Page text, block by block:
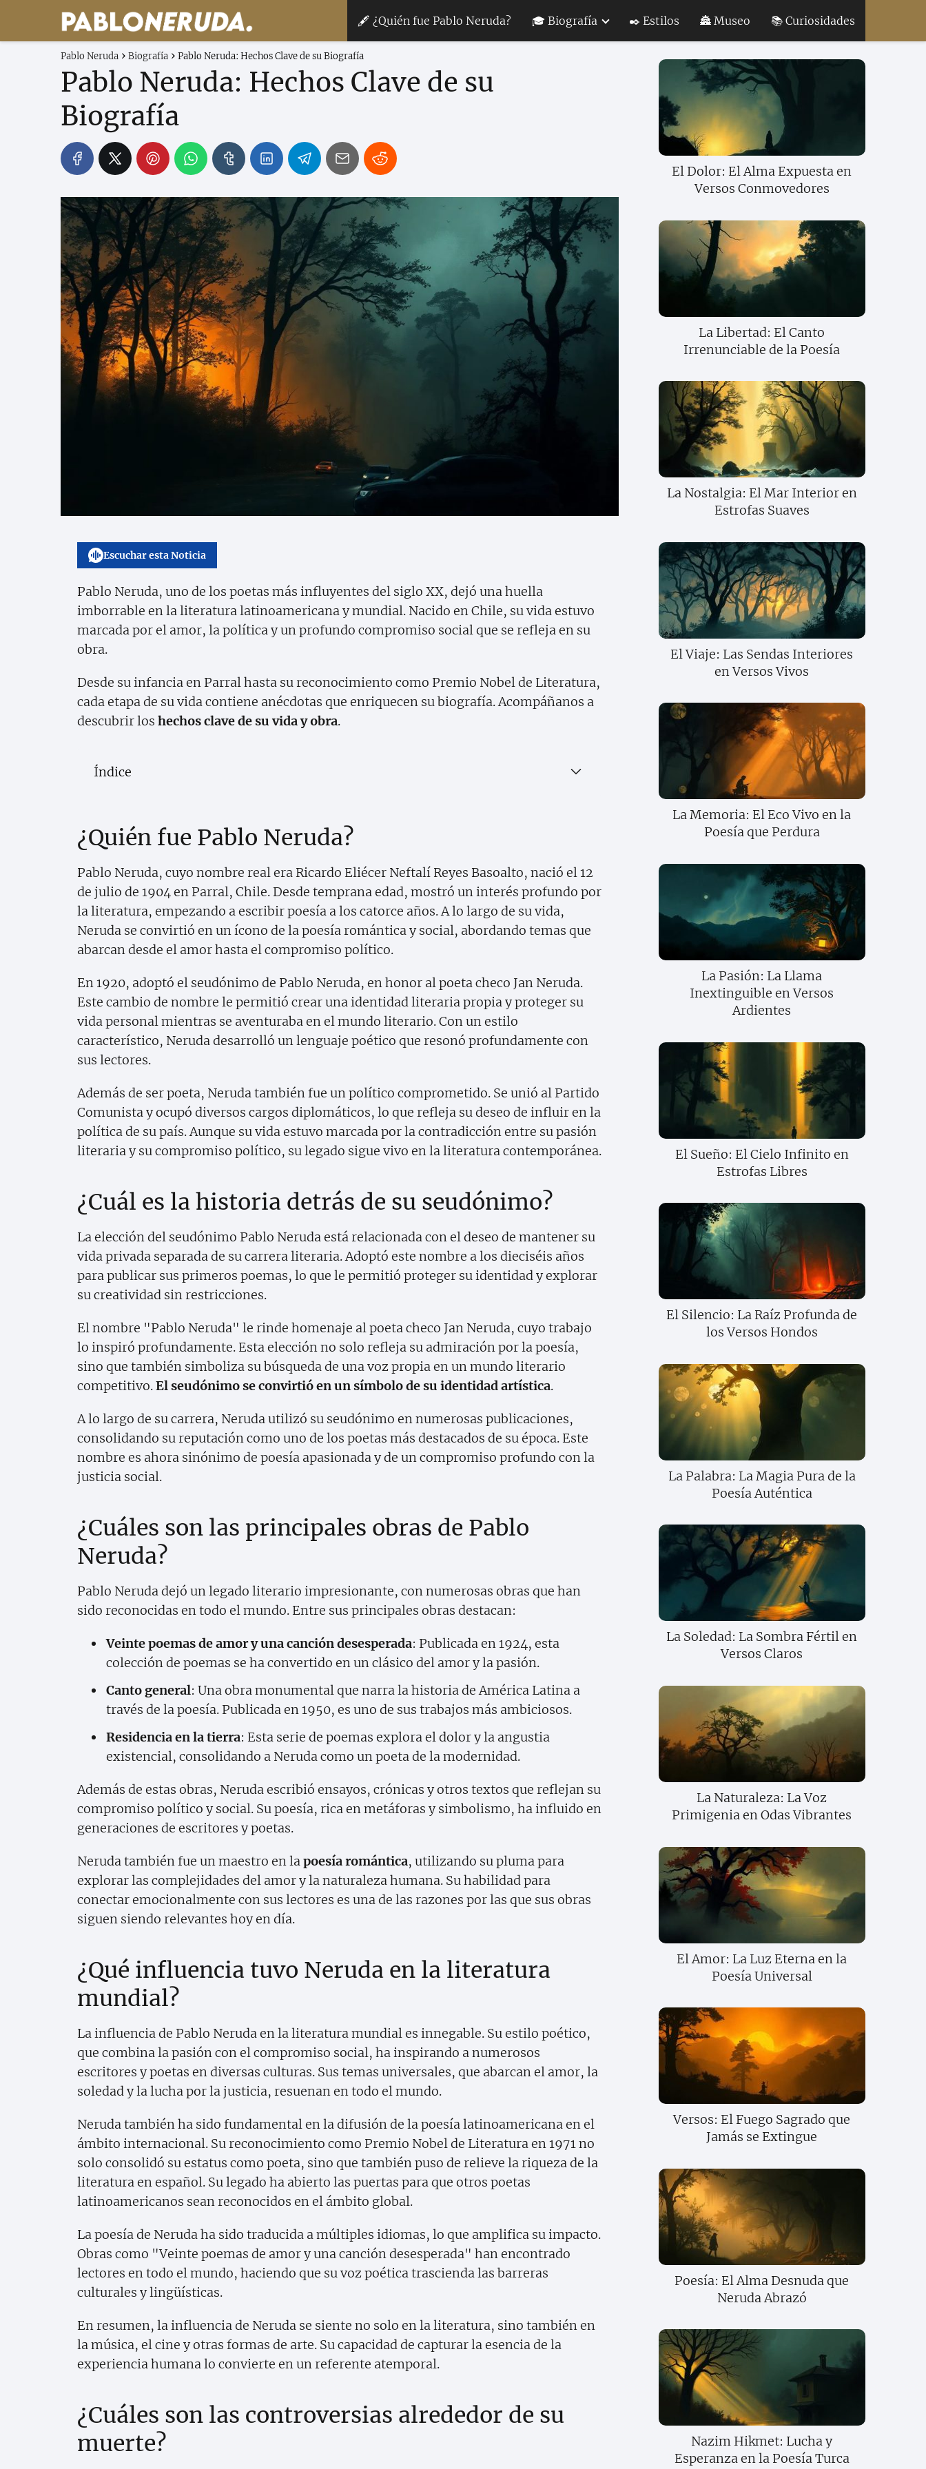
🖋 ¿Quién fue Pablo Neruda? 🎓 Biografía ✒️ Estilos 🏯 Museo 📚 Curiosidades
Pablo Neruda Biografía Pablo Neruda: Hechos Clave de su Biografía
Pablo Neruda: Hechos Clave de su
Biografía
Escuchar esta Noticia
Pablo Neruda, uno de los poetas más influyentes del siglo XX, dejó una huella
imborrable en la literatura latinoamericana y mundial. Nacido en Chile, su vida estuvo
marcada por el amor, la política y un profundo compromiso social que se refleja en su
obra.
Desde su infancia en Parral hasta su reconocimiento como Premio Nobel de Literatura,
cada etapa de su vida contiene anécdotas que enriquecen su biografía. Acompáñanos a
descubrir los hechos clave de su vida y obra.
Índice
¿Quién fue Pablo Neruda?
Pablo Neruda, cuyo nombre real era Ricardo Eliécer Neftalí Reyes Basoalto, nació el 12
de julio de 1904 en Parral, Chile. Desde temprana edad, mostró un interés profundo por
la literatura, empezando a escribir poesía a los catorce años. A lo largo de su vida,
Neruda se convirtió en un ícono de la poesía romántica y social, abordando temas que
abarcan desde el amor hasta el compromiso político.
En 1920, adoptó el seudónimo de Pablo Neruda, en honor al poeta checo Jan Neruda.
Este cambio de nombre le permitió crear una identidad literaria propia y proteger su
vida personal mientras se aventuraba en el mundo literario. Con un estilo
característico, Neruda desarrolló un lenguaje poético que resonó profundamente con
sus lectores.
Además de ser poeta, Neruda también fue un político comprometido. Se unió al Partido
Comunista y ocupó diversos cargos diplomáticos, lo que refleja su deseo de influir en la
política de su país. Aunque su vida estuvo marcada por la contradicción entre su pasión
literaria y su compromiso político, su legado sigue vivo en la literatura contemporánea.
¿Cuál es la historia detrás de su seudónimo?
La elección del seudónimo Pablo Neruda está relacionada con el deseo de mantener su
vida privada separada de su carrera literaria. Adoptó este nombre a los dieciséis años
para publicar sus primeros poemas, lo que le permitió proteger su identidad y explorar
su creatividad sin restricciones.
El nombre "Pablo Neruda" le rinde homenaje al poeta checo Jan Neruda, cuyo trabajo
lo inspiró profundamente. Esta elección no solo refleja su admiración por la poesía,
sino que también simboliza su búsqueda de una voz propia en un mundo literario
competitivo.El seudónimo se convirtió en un símbolo de su identidad artística.
A lo largo de su carrera, Neruda utilizó su seudónimo en numerosas publicaciones,
consolidando su reputación como uno de los poetas más destacados de su época. Este
nombre es ahora sinónimo de poesía apasionada y de un compromiso profundo con la
justicia social.
¿Cuáles son las principales obras de Pablo
Neruda?
Pablo Neruda dejó un legado literario impresionante, con numerosas obras que han
sido reconocidas en todo el mundo. Entre sus principales obras destacan:
Veinte poemas de amor y una canción desesperada: Publicada en 1924, esta
colección de poemas se ha convertido en un clásico del amor y la pasión.
Canto general: Una obra monumental que narra la historia de América Latina a
través de la poesía. Publicada en 1950, es uno de sus trabajos más ambiciosos.
Residencia en la tierra: Esta serie de poemas explora el dolor y la angustia
existencial, consolidando a Neruda como un poeta de la modernidad.
Además de estas obras, Neruda escribió ensayos, crónicas y otros textos que reflejan su
compromiso político y social. Su poesía, rica en metáforas y simbolismo, ha influido en
generaciones de escritores y poetas.
Neruda también fue un maestro en la poesía romántica, utilizando su pluma para
explorar las complejidades del amor y la naturaleza humana. Su habilidad para
conectar emocionalmente con sus lectores es una de las razones por las que sus obras
siguen siendo relevantes hoy en día.
¿Qué influencia tuvo Neruda en la literatura
mundial?
La influencia de Pablo Neruda en la literatura mundial es innegable. Su estilo poético,
que combina la pasión con el compromiso social, ha inspirando a numerosos
escritores y poetas en diversas culturas. Sus temas universales, que abarcan el amor, la
soledad y la lucha por la justicia, resuenan en todo el mundo.
Neruda también ha sido fundamental en la difusión de la poesía latinoamericana en el
ámbito internacional. Su reconocimiento como Premio Nobel de Literatura en 1971 no
solo consolidó su estatus como poeta, sino que también puso de relieve la riqueza de la
literatura en español. Su legado ha abierto las puertas para que otros poetas
latinoamericanos sean reconocidos en el ámbito global.
La poesía de Neruda ha sido traducida a múltiples idiomas, lo que amplifica su impacto.
Obras como "Veinte poemas de amor y una canción desesperada" han encontrado
lectores en todo el mundo, haciendo que su voz poética trascienda las barreras
culturales y lingüísticas.
En resumen, la influencia de Neruda se siente no solo en la literatura, sino también en
la música, el cine y otras formas de arte. Su capacidad de capturar la esencia de la
experiencia humana lo convierte en un referente atemporal.
¿Cuáles son las controversias alrededor de su
muerte?
El Dolor: El Alma Expuesta en
Versos Conmovedores
La Libertad: El Canto
Irrenunciable de la Poesía
La Nostalgia: El Mar Interior en
Estrofas Suaves
El Viaje: Las Sendas Interiores
en Versos Vivos
La Memoria: El Eco Vivo en la
Poesía que Perdura
La Pasión: La Llama
Inextinguible en Versos
Ardientes
El Sueño: El Cielo Infinito en
Estrofas Libres
El Silencio: La Raíz Profunda de
los Versos Hondos
La Palabra: La Magia Pura de la
Poesía Auténtica
La Soledad: La Sombra Fértil en
Versos Claros
La Naturaleza: La Voz
Primigenia en Odas Vibrantes
El Amor: La Luz Eterna en la
Poesía Universal
Versos: El Fuego Sagrado que
Jamás se Extingue
Poesía: El Alma Desnuda que
Neruda Abrazó
Nazim Hikmet: Lucha y
Esperanza en la Poesía Turca